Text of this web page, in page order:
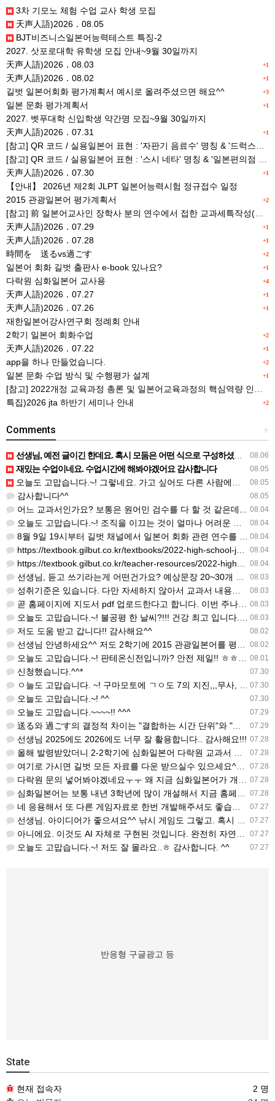
3차 기모노 체험 수업 교사 학생 모집
天声人語)2026．08.05
BJT비즈니스일본어능력테스트 특징-2
2027. 삿포로대학 유학생 모집 안내~9월 30일까지
+1
天声人語)2026．08.03
+1
天声人語)2026．08.02
+3
길벗 일본어회화 평가계획서 예시로 올려주셨으면 해요^^
+1
일본 문화 평가계획서
2027. 벳푸대학 신입학생 약간명 모집~9월 30일까지
+1
天声人語)2026．07.31
+1
天声人語)2026．07.30
【안내】 2026년 제2회 JLPT 일본어능력시험 정규접수 일정
+2
2015 관광일본어 평가계획서
+1
天声人語)2026．07.29
+1
天声人語)2026．07.28
+2
時間を 送るvs過ごす
+1
일본어 회화 길벗 출판사 e-book 있나요?
+4
다락원 심화일본어 교사용
+1
天声人語)2026．07.27
+1
天声人語)2026．07.26
재한일본어강사연구회 정례회 안내
+2
2학기 일본어 회화수업
+1
天声人語)2026．07.22
+2
app을 하나 만들었습니다.
+1
일본 문화 수업 방식 및 수행평가 설계
+2
특집)2026 jta 하반기 세미나 안내
+
Comments
08.06
선생님, 예전 글이긴 한데요. 혹시 모둠은 어떤 식으로 구성하셨을까요? 진단평가를 보시고 모둠장(도우미학생)…
08.05
재밌는 수업이네요. 수업시간에 해봐야겠어요 감사합니다
08.05
오늘도 고맙습니다.~! 그렇네요. 가고 싶어도 다른 사람에게 민폐는 안되는 것... 감사해요. ^^
08.05
감사합니다^^
08.04
어느 교과서인가요? 보통은 원어민 검수를 다 할 것 같은데...
08.04
오늘도 고맙습니다.~! 조직을 이끄는 것이 얼마나 어려운 일일까요? 우선 봉사하는 마음이 필요!!! 감사해요…
08.04
8월 9일 19시부터 길벗 채널에서 일본어 회화 관련 연수를 저작 직강으로 한다고 합니다. 많이 도움이 되실…
08.04
https://textbook.gilbut.co.kr/textbooks/2022-high-school-jap…
08.04
https://textbook.gilbut.co.kr/teacher-resources/2022-high-sc…
08.03
선생님, 듣고 쓰기라는게 어떤건가요? 예상문장 20~30개 중 몇개를 틀어주고 들리는대로 쓰는 건가요? 자세…
08.03
성취기준은 있습니다. 다만 자세하지 않아서 교과서 내용에 맞게 좀 더 구체적으로 재구조화를 하신 선생님이 계…
08.03
곧 홈페이지에 지도서 pdf 업로드한다고 합니다. 이번 주나 다음 주에 e-book 기반 전자저작물도 업로드…
08.03
오늘도 고맙습니다.~! 불공평 한 날씨?!!! 건강 최고 입니다. ^^
08.02
저도 도움 받고 갑니다!! 감사해요^^
08.02
선생님 안녕하세요^^ 저도 2학기에 2015 관광일본어를 평가계획을 세우려고 하는데. ..아무리 찾아도 없어…
08.01
오늘도 고맙습니다.~! 판테온신전입니까? 안전 제일!! ㅎㅎ 감사해요. ^^
07.30
신청했습니다.^^*
07.30
ㅇ늘도 고맙습니다. ~! 구마모토에 ㄱㅇ도 7의 지진,,,무사, 안전을 기도 합니다. 감사해요...
07.30
오늘도 고맙습니다.~! ^^
07.29
오늘도 고맙습니다.~~~~!! ^^^
07.29
送る와 過ごす의 결정적 차이는 "결합하는 시간 단위"와 "묘사 대상"입니다. 過ごす 하루, 오후, 주말, 휴…
07.28
선생님 2025에도 2026에도 너무 잘 활용합니다.. 감사해요!!!
07.28
올해 발령받았더니 2-2학기에 심화일본어 다락원 교과서 채택되어 있네요. 저도 당장 다음달부터 수업을 해야하…
07.28
여기로 가시면 길벗 모든 자료를 다운 받으실수 있으세요^^ https://coffee-plume-710.no…
07.28
다락원 문의 넣어봐야겠네요ㅜㅜ 왜 지금 심화일본어가 개설된지는 저도 참 의문입니다... 작년에 계셨던 선생님…
07.28
심화일본어는 보통 내년 3학년에 많이 개설해서 지금 홈페이지에 없는가보네요~ 일본어랑 생활 일본어는 다 있는…
07.27
네 응용해서 또 다른 게임자료로 한번 개발해주셔도 좋습니다
07.27
선생님. 아이디어가 좋으셔요^^ 낚시 게임도 그렇고. 혹시 이것 제가 응용 사용해 보아도 될 까요?
07.27
아니에요. 이것도 AI 자체로 구현된 것입니다. 완전히 자연스럽지 않습니다. 향후 저도 음성이 너무 이상하다…
07.27
오늘도 고맙습니다.~! 저도 잘 몰라요..ㅎ 감사합니다. ^^
반응형 구글광고 등
State
현재 접속자
2 명